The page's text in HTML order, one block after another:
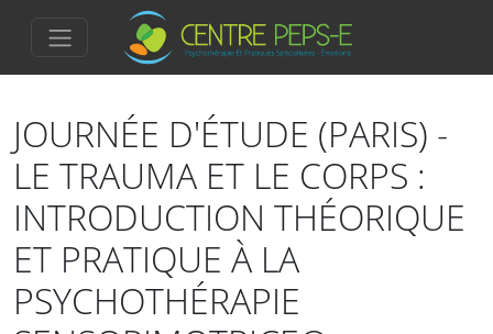
JOURNÉE D'ÉTUDE (PARIS) -
LE TRAUMA ET LE CORPS :
INTRODUCTION THÉORIQUE
ET PRATIQUE À LA
PSYCHOTHÉRAPIE